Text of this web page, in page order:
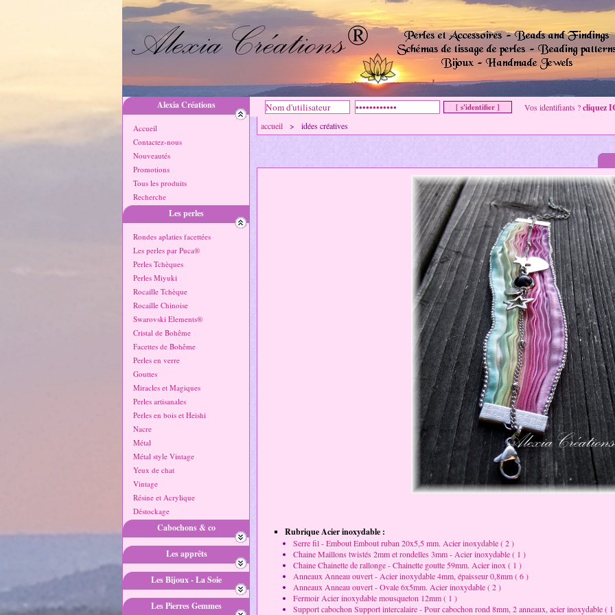
Alexia Créations
Accueil
Contactez-nous
Nouveautés
Promotions
Tous les produits
Recherche
Les perles
Rondes aplaties facettées
Les perles par Puca®
Perles Tchèques
Perles Miyuki
Rocaille Tchèque
Rocaille Chinoise
Swarovski Elements®
Cristal de Bohême
Facettes de Bohême
Perles en verre
Gouttes
Miracles et Magiques
Perles artisanales
Perles en bois et Heishi
Nacre
Métal
Métal style Vintage
Yeux de chat
Vintage
Résine et Acrylique
Déstockage
Cabochons & co
Les apprêts
Les Bijoux - La Soie
Les Pierres Gemmes
Vos identifiants ?cliquez
accueil > idées créatives
Rubrique Acier inoxydable :
Serre fil - Embout Embout ruban 20x5,5 mm. Acier inoxydable ( 2 )
Chaine Maillons twistés 2mm et rondelles 3mm - Acier inoxydable ( 1 )
Chaine Chainette de rallonge - Chainette goutte 59mm. Acier inox ( 1 )
Anneaux Anneau ouvert - Acier inoxydable 4mm, épaisseur 0,8mm ( 6 )
Anneaux Anneau ouvert - Ovale 6x5mm. Acier inoxydable ( 2 )
Fermoir Acier inoxydable mousqueton 12mm ( 1 )
Support cabochon Support intercalaire - Pour cabochon rond 8mm, 2 anneaux, acier inoxydable (